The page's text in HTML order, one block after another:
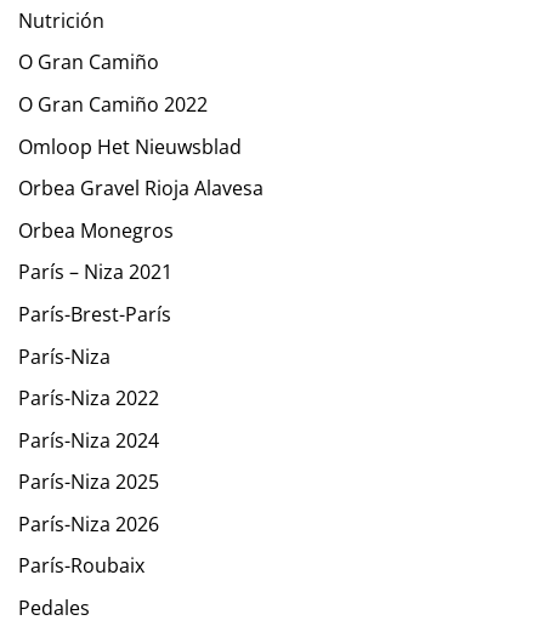
Nutrición
O Gran Camiño
O Gran Camiño 2022
Omloop Het Nieuwsblad
Orbea Gravel Rioja Alavesa
Orbea Monegros
París – Niza 2021
París-Brest-París
París-Niza
París-Niza 2022
París-Niza 2024
París-Niza 2025
París-Niza 2026
París-Roubaix
Pedales